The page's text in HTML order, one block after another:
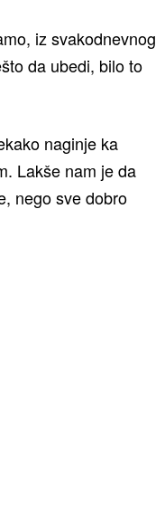
iz svakodnevnog
da ubedi, bilo to
naginje ka
Lakše nam je da
nego sve dobro